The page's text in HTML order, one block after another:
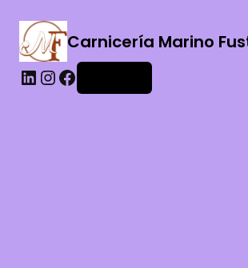
Carnicería Marino